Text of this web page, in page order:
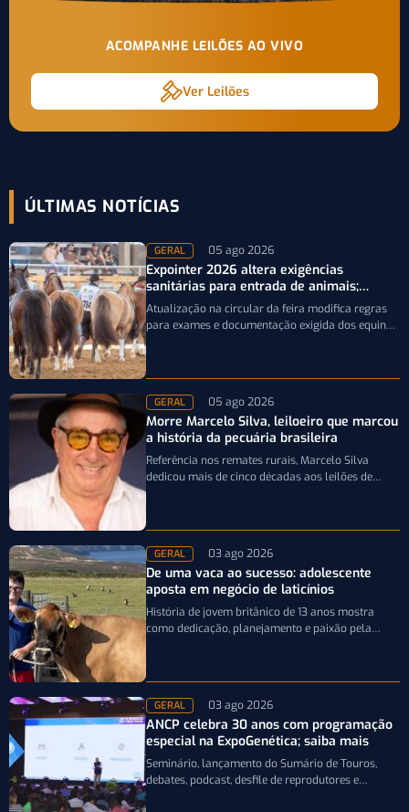
ACOMPANHE LEILÕES AO VIVO
Ver Leilões
ÚLTIMAS NOTÍCIAS
GERAL 05 ago 2026
Expointer 2026 altera exigências
sanitárias para entrada de animais;
entenda
Atualização na circular da feira modifica regras
para exames e documentação exigida dos equinos
GERAL 05 ago 2026
Morre Marcelo Silva, leiloeiro que marcou
a história da pecuária brasileira
Referência nos remates rurais, Marcelo Silva
dedicou mais de cinco décadas aos leilões de
GERAL 03 ago 2026
De uma vaca ao sucesso: adolescente
aposta em negócio de laticínios
História de jovem britânico de 13 anos mostra
como dedicação, planejamento e paixão pela
GERAL 03 ago 2026
ANCP celebra 30 anos com programação
especial na ExpoGenética; saiba mais
Seminário, lançamento do Sumário de Touros,
debates, podcast, desfile de reprodutores e